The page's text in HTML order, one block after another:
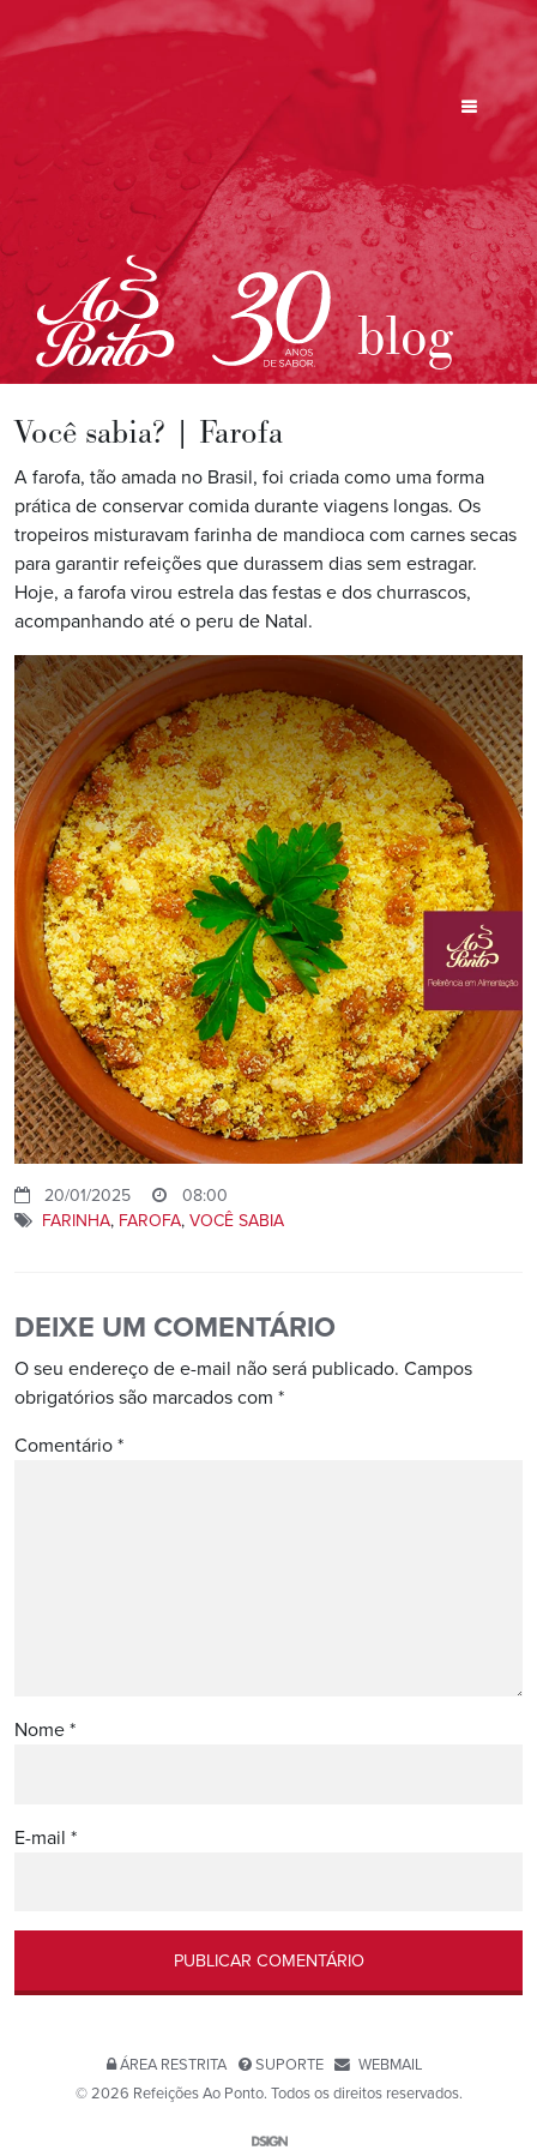
blog
Você sabia? | Farofa
A farofa, tão amada no Brasil, foi criada como uma forma
prática de conservar comida durante viagens longas. Os
tropeiros misturavam farinha de mandioca com carnes secas
para garantir refeições que durassem dias sem estragar.
Hoje, a farofa virou estrela das festas e dos churrascos,
acompanhando até o peru de Natal.
20/01/2025
08:00
FARINHA, FAROFA, VOCÊ SABIA
DEIXE UM COMENTÁRIO
O seu endereço de e-mail não será publicado. Campos
obrigatórios são marcados com *
Comentário *
Nome *
E-mail *
ÁREA RESTRITA SUPORTE
WEBMAIL
© 2026 Refeições Ao Ponto. Todos os direitos reservados.
Website por D-SIGN